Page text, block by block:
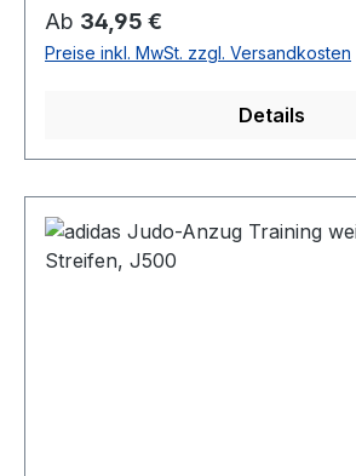
Regulärer Preis:
Ab 34,95 €
Preise inkl. MwSt. zzgl. Versandkosten
Details